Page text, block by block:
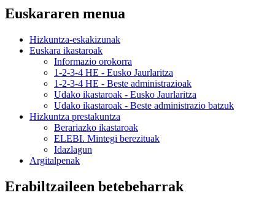
Euskararen menua
Hizkuntza-eskakizunak
Euskara ikastaroak
Informazio orokorra
1-2-3-4 HE - Eusko Jaurlaritza
1-2-3-4 HE - Beste administrazioak
Udako ikastaroak - Eusko Jaurlaritza
Udako ikastaroak - Beste administrazio batzuk
Hizkuntza prestakuntza
Berariazko ikastaroak
ELEBI. Mintegi berezituak
Idazlagun
Argitalpenak
Erabiltzaileen betebeharrak